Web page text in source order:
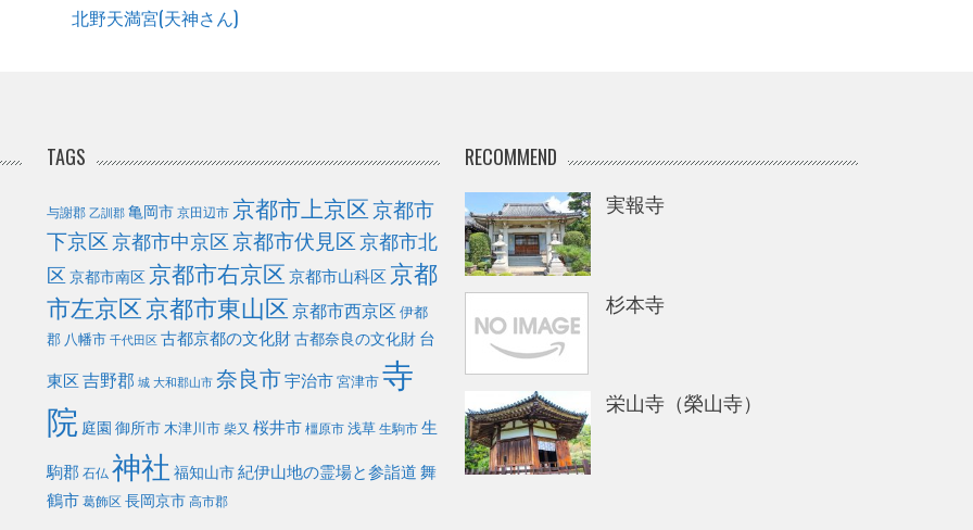
北野天満宮(天神さん)
TAGS
与謝郡 乙訓郡 亀岡市 京田辺市 京都市上京区京都市
下京区京都市中京区京都市伏見区京都市北
区 京都市南区 京都市右京区 京都市山科区 京都
市左京区京都市東山区 京都市西京区 伊都
郡 八幡市 千代田区 古都京都の文化財古都奈良の文化財 台
東区 吉野郡 城 大和郡山市 奈良市宇治市 宮津市 寺
院 庭園 御所市 木津川市 柴又 桜井市 橿原市 浅草 生駒市 生
駒郡 石仏 神社 福知山市紀伊山地の霊場と参詣道 舞
鶴市 葛飾区 長岡京市 高市郡
RECOMMEND
実報寺
杉本寺
栄山寺（榮山寺）